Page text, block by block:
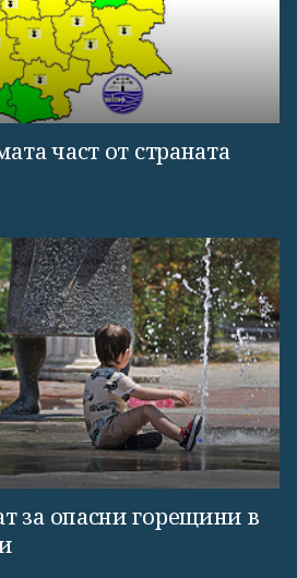
част от страната
за опасни горещини в